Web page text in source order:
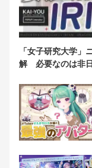
「女子研究大学
解 必要なのは非